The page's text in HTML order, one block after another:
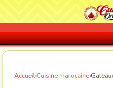
Accueil›Cuisine marocaine›